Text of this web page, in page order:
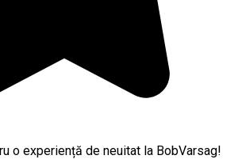
o experiență de neuitat la BobVarsag!